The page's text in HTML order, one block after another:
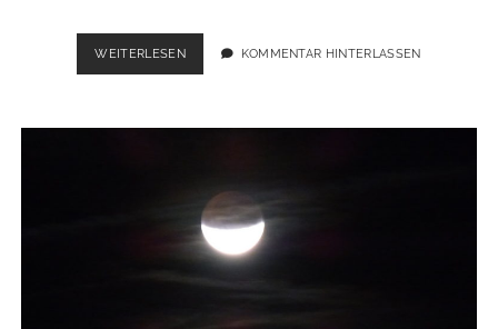
WEITERLESENDU
MUSST
KOMMENTAR HINTERLASSEN